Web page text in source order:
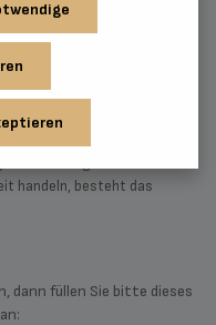
handeln, besteht das
dann füllen Sie bitte dieses